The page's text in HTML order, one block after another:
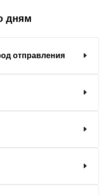
дням
отправления